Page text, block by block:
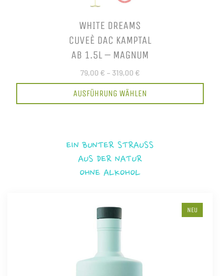
WHITE DREAMS
CUVEÈ DAC KAMPTAL
AB 1.5L – MAGNUM
79,00 € – 319,00 €
AUSFÜHRUNG WÄHLEN
EIN BUNTER STRAUSS
AUS DER NATUR
OHNE ALKOHOL
NEU